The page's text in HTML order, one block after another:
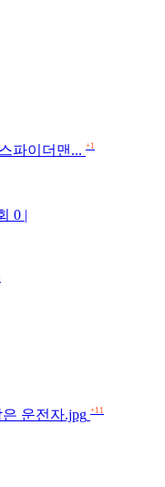
파이더맨... +1
0 |
운전자.jpg +11